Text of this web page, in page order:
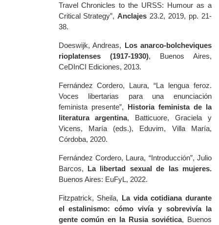
Travel Chronicles to the URSS: Humour as a
Critical Strategy”,Anclajes 23.2, 2019, pp. 21-
38.
Doeswijk, Andreas, Los anarco-bolcheviques
rioplatenses (1917-1930), Buenos Aires,
CeDInCI Ediciones, 2013.
Fernández Cordero, Laura, “La lengua feroz.
Voces libertarias para una enunciación
feminista presente”, Historia feminista de la
literatura argentina, Batticuore, Graciela y
Vicens, María (eds.), Eduvim, Villa María,
Córdoba, 2020.
Fernández Cordero, Laura, “Introducción”, Julio
Barcos, La libertad sexual de las mujeres.
Buenos Aires: EuFyL, 2022.
Fitzpatrick, Sheila, La vida cotidiana durante
el estalinismo: cómo vivía y sobrevivía la
gente común en la Rusia soviética, Buenos